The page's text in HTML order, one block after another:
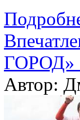
ГОРОД»
Автор: